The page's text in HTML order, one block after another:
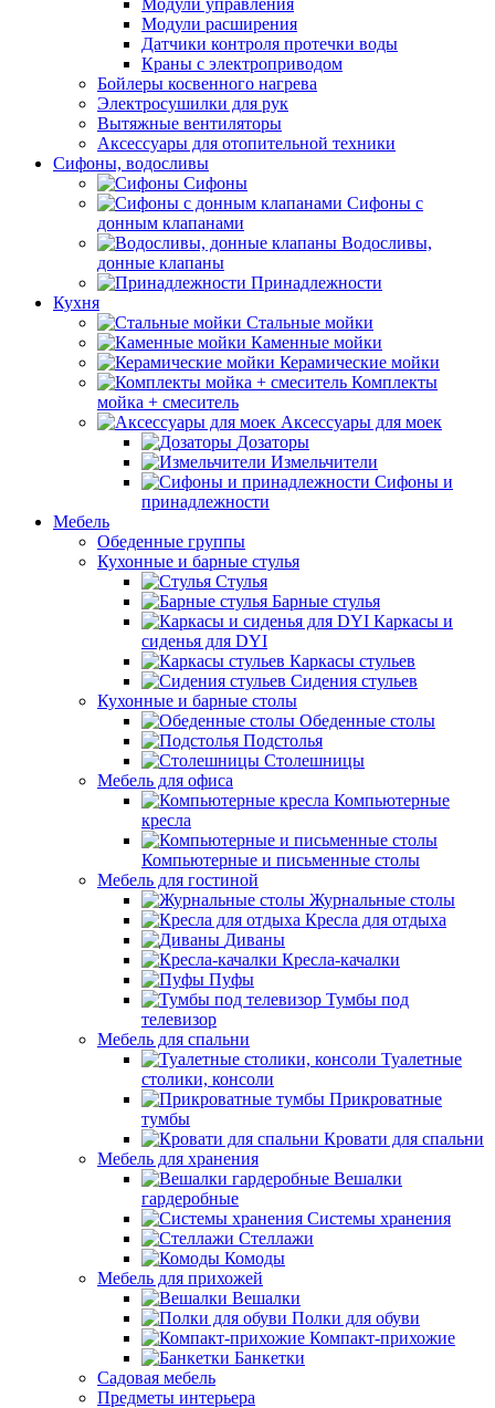
Модули управления
Модули расширения
Датчики контроля протечки воды
Краны с электроприводом
Бойлеры косвенного нагрева
Электросушилки для рук
Вытяжные вентиляторы
Аксессуары для отопительной техники
Сифоны, водосливы
Сифоны
Сифоны с
донным клапанами
Водосливы,
донные клапаны
Принадлежности
Кухня
Стальные мойки
Каменные мойки
Керамические мойки
Комплекты
мойка + смеситель
Аксессуары для моек
Дозаторы
Измельчители
Сифоны и
принадлежности
Мебель
Обеденные группы
Кухонные и барные стулья
Стулья
Барные стулья
Каркасы и
сиденья для DYI
Каркасы стульев
Сидения стульев
Кухонные и барные столы
Обеденные столы
Подстолья
Столешницы
Мебель для офиса
Компьютерные
кресла
Компьютерные и письменные столы
Мебель для гостиной
Журнальные столы
Кресла для отдыха
Диваны
Кресла-качалки
Пуфы
Тумбы под
телевизор
Мебель для спальни
Туалетные
столики, консоли
Прикроватные
тумбы
Кровати для спальни
Мебель для хранения
Вешалки
гардеробные
Системы хранения
Стеллажи
Комоды
Мебель для прихожей
Вешалки
Полки для обуви
Компакт-прихожие
Банкетки
Садовая мебель
Предметы интерьера